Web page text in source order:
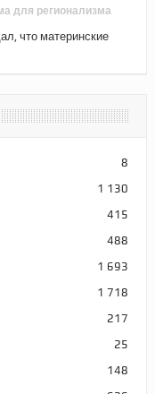
для регионализма
что материнские
8
1 130
415
488
1 693
1 718
217
25
148